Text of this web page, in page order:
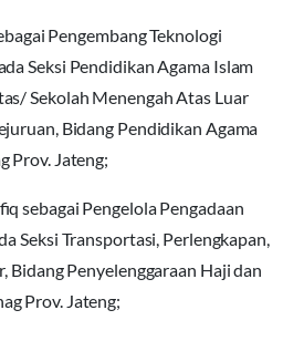
Pengembang Teknologi
Seksi Pendidikan Agama Islam
Sekolah Menengah Atas Luar
Bidang Pendidikan Agama
Prov. Jateng;
sebagai Pengelola Pengadaan
Seksi Transportasi, Perlengkapan,
Bidang Penyelenggaraan Haji dan
Prov. Jateng;